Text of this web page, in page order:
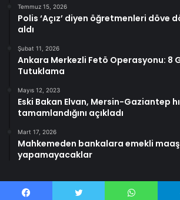
Temmuz 15, 2026
Polis ‘Açız’ diyen öğretmenleri döve
aldı
Şubat 11, 2026
Ankara Merkezli Fetö Operasyonu: 8
Tutuklama
Mayıs 12, 2023
Eski Bakan Elvan, Mersin-Gaziantep
tamamlandığını açıkladı
Mart 17, 2026
Mahkemeden bankalara emekli
yapamayacaklar